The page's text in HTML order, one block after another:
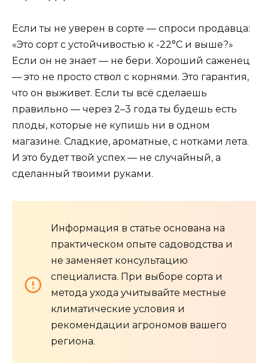
Если ты не уверен в сорте — спроси продавца:
«Это сорт с устойчивостью к -22°C и выше?»
Если он не знает — не бери. Хороший саженец
— это не просто ствол с корнями. Это гарантия,
что он выживет. Если ты всё сделаешь
правильно — через 2–3 года ты будешь есть
плоды, которые не купишь ни в одном
магазине. Сладкие, ароматные, с нотками лета.
И это будет твой успех — не случайный, а
сделанный твоими руками.
Информация в статье основана на
практическом опыте садоводства и
не заменяет консультацию
специалиста. При выборе сорта и
метода ухода учитывайте местные
климатические условия и
рекомендации агрономов вашего
региона.